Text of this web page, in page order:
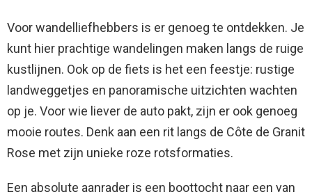
Voor wandelliefhebbers is er genoeg te ontdekken. Je
kunt hier prachtige wandelingen maken langs de ruige
kustlijnen. Ook op de fiets is het een feestje: rustige
landweggetjes en panoramische uitzichten wachten
op je. Voor wie liever de auto pakt, zijn er ook genoeg
mooie routes. Denk aan een rit langs de Côte de Granit
Rose met zijn unieke roze rotsformaties.
Een absolute aanrader is een boottocht naar een van